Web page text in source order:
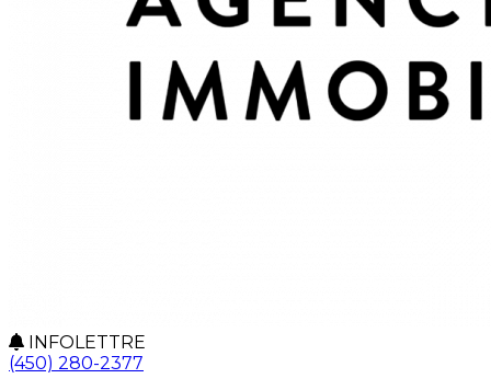
INFOLETTRE
(450) 280-2377